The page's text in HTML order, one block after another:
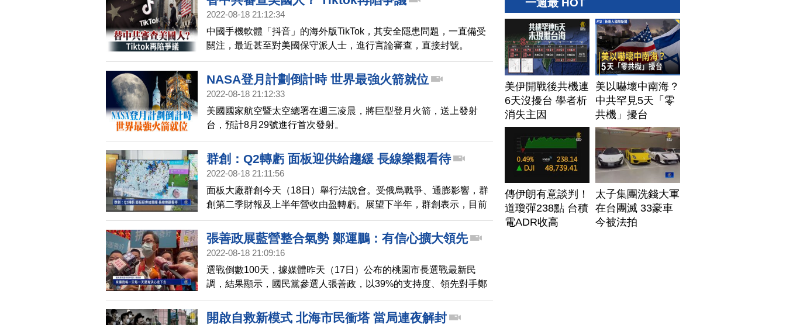
花蓮之光。
2022-08-18 21:12:34
中國手機軟體「抖音」的海外版TikTok，其安全隱患問題，一直備受
關注，最近甚至對美國保守派人士，進行言論審查，直接封號。
NASA登月計劃倒計時 世界最強火箭就位
2022-08-18 21:12:33
美國國家航空暨太空總署在週三凌晨，將巨型登月火箭，送上發射
台，預計8月29號進行首次發射。
群創：Q2轉虧 面板迎供給趨緩 長線樂觀看待
2022-08-18 21:11:56
面板大廠群創今天（18日）舉行法說會。受俄烏戰爭、通膨影響，群
創第二季財報及上半年營收由盈轉虧。展望下半年，群創表示，目前
面板的供給需求趨緩，長線仍是樂觀看待。
張善政展藍營整合氣勢 鄭運鵬：有信心擴大領先
2022-08-18 21:09:16
選戰倒數100天，據媒體昨天（17日）公布的桃園市長選戰最新民
調，結果顯示，國民黨參選人張善政，以39%的支持度、領先對手鄭
運鵬11個百分點。兩人今天也不約而同選在桃園中壢宮廟參拜。張善
政有同黨議長邱奕勝作陪，展現黨內團結。
開啟自救新模式 北海市民衝塔 當局連夜解封
一週最 HOT
美伊開戰後共機連
6天沒擾台 學者析
消失主因
美以嚇壞中南海？
中共罕見5天「零
共機」擾台
傳伊朗有意談判！
道瓊彈238點 台積
電ADR收高
太子集團洗錢大軍
在台團滅 33豪車
今被法拍